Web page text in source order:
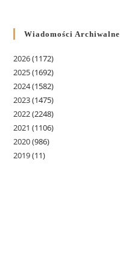
Wiadomości Archiwalne
2026(1172)
2025(1692)
2024(1582)
2023(1475)
2022(2248)
2021 (1106)
2020(986)
2019(11)